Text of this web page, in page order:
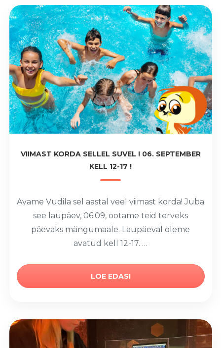
VIIMAST KORDA SELLEL SUVEL ! 06. SEPTEMBER
KELL 12-17 !
Avame Vudila sel aastal veel viimast korda! Juba
see laupäev, 06.09, ootame teid terveks
päevaks mängumaale. Laupäeval oleme
avatud kell 12-17. …
LOE EDASI